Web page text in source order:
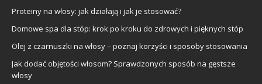
Proteiny na włosy: jak działają i jak je stosować?
Domowe spa dla stóp: krok po kroku do zdrowych i pięknych stóp
Olej z czarnuszki na włosy – poznaj korzyści i sposoby stosowania
Jak dodać objętości włosom? Sprawdzonych sposób na gęstsze
włosy